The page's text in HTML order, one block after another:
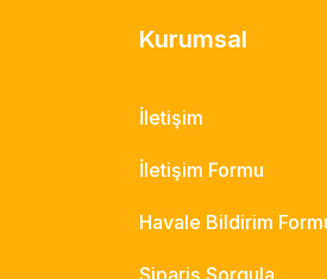
Kurumsal
İletişim
İletişim Formu
Havale Bildirim
Sipariş Sorgula